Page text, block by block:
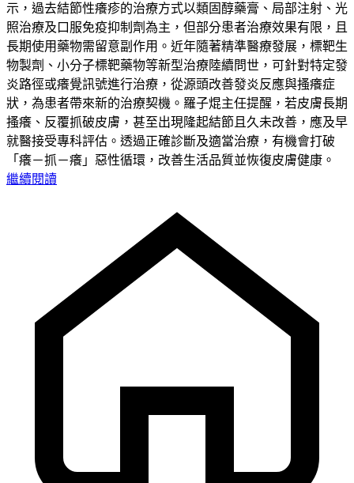
示，過去結節性癢疹的治療方式以類固醇藥膏、局部注射、光
照治療及口服免疫抑制劑為主，但部分患者治療效果有限，且
長期使用藥物需留意副作用。近年隨著精準醫療發展，標靶生
物製劑、小分子標靶藥物等新型治療陸續問世，可針對特定發
炎路徑或癢覺訊號進行治療，從源頭改善發炎反應與搔癢症
狀，為患者帶來新的治療契機。羅子焜主任提醒，若皮膚長期
搔癢、反覆抓破皮膚，甚至出現隆起結節且久未改善，應及早
就醫接受專科評估。透過正確診斷及適當治療，有機會打破
「癢－抓－癢」惡性循環，改善生活品質並恢復皮膚健康。
繼續閱讀